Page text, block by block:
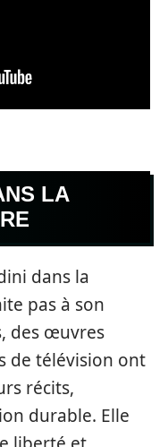
LA
dans la
pas à son
des œuvres
de télévision ont
récits,
durable. Elle